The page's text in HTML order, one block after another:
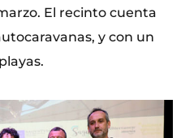
El recinto cuenta
y con un